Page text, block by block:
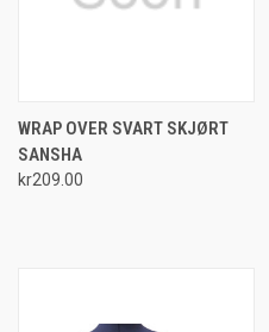
WRAP OVER SVART SKJØRT
SANSHA
kr209.00